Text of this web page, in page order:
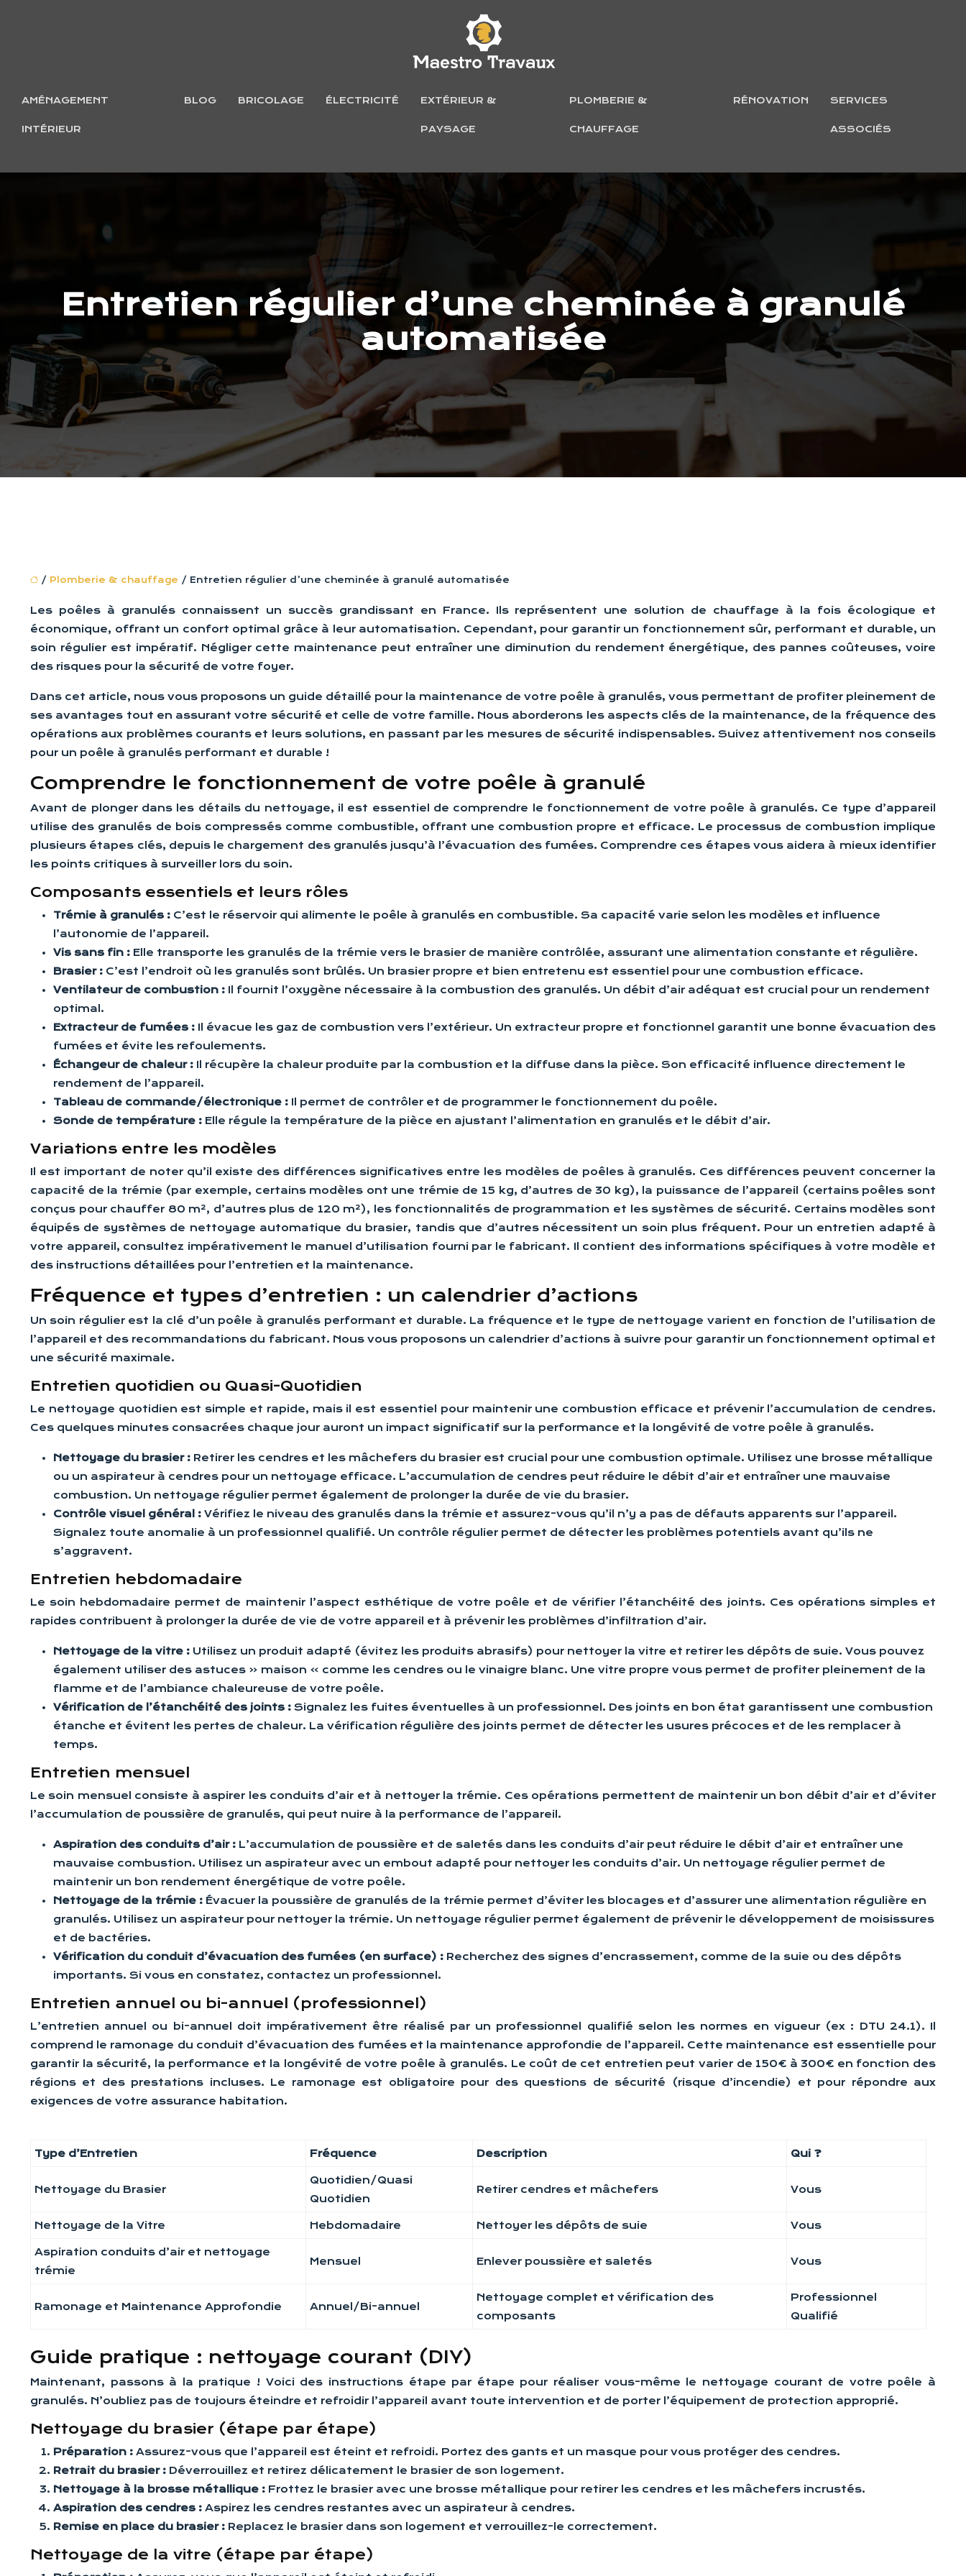
AMÉNAGEMENT
INTÉRIEUR
BLOG BRICOLAGE ÉLECTRICITÉ EXTÉRIEUR &
PAYSAGE
PLOMBERIE &
CHAUFFAGE
RÉNOVATION SERVICES
ASSOCIÉS
Entretien régulier d’une cheminée à granulé
automatisée
/ Plomberie & chauffage / Entretien régulier d’une cheminée à granulé automatisée
Les poêles à granulés connaissent un succès grandissant en France. Ils représentent une solution de chauffage à la fois écologique et
économique, offrant un confort optimal grâce à leur automatisation. Cependant, pour garantir un fonctionnement sûr, performant et durable, un
soin régulier est impératif. Négliger cette maintenance peut entraîner une diminution du rendement énergétique, des pannes coûteuses, voire
des risques pour la sécurité de votre foyer.
Dans cet article, nous vous proposons un guide détaillé pour la maintenance de votre poêle à granulés, vous permettant de profiter pleinement de
ses avantages tout en assurant votre sécurité et celle de votre famille. Nous aborderons les aspects clés de la maintenance, de la fréquence des
opérations aux problèmes courants et leurs solutions, en passant par les mesures de sécurité indispensables. Suivez attentivement nos conseils
pour un poêle à granulés performant et durable !
Comprendre le fonctionnement de votre poêle à granulé
Avant de plonger dans les détails du nettoyage, il est essentiel de comprendre le fonctionnement de votre poêle à granulés. Ce type d’appareil
utilise des granulés de bois compressés comme combustible, offrant une combustion propre et efficace. Le processus de combustion implique
plusieurs étapes clés, depuis le chargement des granulés jusqu’à l’évacuation des fumées. Comprendre ces étapes vous aidera à mieux identifier
les points critiques à surveiller lors du soin.
Composants essentiels et leurs rôles
Trémie à granulés : C’est le réservoir qui alimente le poêle à granulés en combustible. Sa capacité varie selon les modèles et influence
l’autonomie de l’appareil.
Vis sans fin : Elle transporte les granulés de la trémie vers le brasier de manière contrôlée, assurant une alimentation constante et régulière.
Brasier : C’est l’endroit où les granulés sont brûlés. Un brasier propre et bien entretenu est essentiel pour une combustion efficace.
Ventilateur de combustion : Il fournit l’oxygène nécessaire à la combustion des granulés. Un débit d’air adéquat est crucial pour un rendement
optimal.
Extracteur de fumées : Il évacue les gaz de combustion vers l’extérieur. Un extracteur propre et fonctionnel garantit une bonne évacuation des
fumées et évite les refoulements.
Échangeur de chaleur : Il récupère la chaleur produite par la combustion et la diffuse dans la pièce. Son efficacité influence directement le
rendement de l’appareil.
Tableau de commande/électronique : Il permet de contrôler et de programmer le fonctionnement du poêle.
Sonde de température : Elle régule la température de la pièce en ajustant l’alimentation en granulés et le débit d’air.
Variations entre les modèles
Il est important de noter qu’il existe des différences significatives entre les modèles de poêles à granulés. Ces différences peuvent concerner la
capacité de la trémie (par exemple, certains modèles ont une trémie de 15 kg, d’autres de 30 kg), la puissance de l’appareil (certains poêles sont
conçus pour chauffer 80 m², d’autres plus de 120 m²), les fonctionnalités de programmation et les systèmes de sécurité. Certains modèles sont
équipés de systèmes de nettoyage automatique du brasier, tandis que d’autres nécessitent un soin plus fréquent. Pour un entretien adapté à
votre appareil, consultez impérativement le manuel d’utilisation fourni par le fabricant. Il contient des informations spécifiques à votre modèle et
des instructions détaillées pour l’entretien et la maintenance.
Fréquence et types d’entretien : un calendrier d’actions
Un soin régulier est la clé d’un poêle à granulés performant et durable. La fréquence et le type de nettoyage varient en fonction de l’utilisation de
l’appareil et des recommandations du fabricant. Nous vous proposons un calendrier d’actions à suivre pour garantir un fonctionnement optimal et
une sécurité maximale.
Entretien quotidien ou Quasi-Quotidien
Le nettoyage quotidien est simple et rapide, mais il est essentiel pour maintenir une combustion efficace et prévenir l’accumulation de cendres.
Ces quelques minutes consacrées chaque jour auront un impact significatif sur la performance et la longévité de votre poêle à granulés.
Nettoyage du brasier : Retirer les cendres et les mâchefers du brasier est crucial pour une combustion optimale. Utilisez une brosse métallique
ou un aspirateur à cendres pour un nettoyage efficace. L’accumulation de cendres peut réduire le débit d’air et entraîner une mauvaise
combustion. Un nettoyage régulier permet également de prolonger la durée de vie du brasier.
Contrôle visuel général : Vérifiez le niveau des granulés dans la trémie et assurez-vous qu’il n’y a pas de défauts apparents sur l’appareil.
Signalez toute anomalie à un professionnel qualifié. Un contrôle régulier permet de détecter les problèmes potentiels avant qu’ils ne
s’aggravent.
Entretien hebdomadaire
Le soin hebdomadaire permet de maintenir l’aspect esthétique de votre poêle et de vérifier l’étanchéité des joints. Ces opérations simples et
rapides contribuent à prolonger la durée de vie de votre appareil et à prévenir les problèmes d’infiltration d’air.
Nettoyage de la vitre : Utilisez un produit adapté (évitez les produits abrasifs) pour nettoyer la vitre et retirer les dépôts de suie. Vous pouvez
également utiliser des astuces « maison » comme les cendres ou le vinaigre blanc. Une vitre propre vous permet de profiter pleinement de la
flamme et de l’ambiance chaleureuse de votre poêle.
Vérification de l’étanchéité des joints : Signalez les fuites éventuelles à un professionnel. Des joints en bon état garantissent une combustion
étanche et évitent les pertes de chaleur. La vérification régulière des joints permet de détecter les usures précoces et de les remplacer à
temps.
Entretien mensuel
Le soin mensuel consiste à aspirer les conduits d’air et à nettoyer la trémie. Ces opérations permettent de maintenir un bon débit d’air et d’éviter
l’accumulation de poussière de granulés, qui peut nuire à la performance de l’appareil.
Aspiration des conduits d’air : L’accumulation de poussière et de saletés dans les conduits d’air peut réduire le débit d’air et entraîner une
mauvaise combustion. Utilisez un aspirateur avec un embout adapté pour nettoyer les conduits d’air. Un nettoyage régulier permet de
maintenir un bon rendement énergétique de votre poêle.
Nettoyage de la trémie : Évacuer la poussière de granulés de la trémie permet d’éviter les blocages et d’assurer une alimentation régulière en
granulés. Utilisez un aspirateur pour nettoyer la trémie. Un nettoyage régulier permet également de prévenir le développement de moisissures
et de bactéries.
Vérification du conduit d’évacuation des fumées (en surface) : Recherchez des signes d’encrassement, comme de la suie ou des dépôts
importants. Si vous en constatez, contactez un professionnel.
Entretien annuel ou bi-annuel (professionnel)
L’entretien annuel ou bi-annuel doit impérativement être réalisé par un professionnel qualifié selon les normes en vigueur (ex : DTU 24.1). Il
comprend le ramonage du conduit d’évacuation des fumées et la maintenance approfondie de l’appareil. Cette maintenance est essentielle pour
garantir la sécurité, la performance et la longévité de votre poêle à granulés. Le coût de cet entretien peut varier de 150€ à 300€ en fonction des
régions et des prestations incluses. Le ramonage est obligatoire pour des questions de sécurité (risque d’incendie) et pour répondre aux
exigences de votre assurance habitation.
Type d’Entretien Fréquence Description Qui ?
Nettoyage du Brasier
Quotidien/Quasi
Quotidien
Retirer cendres et mâchefers Vous
Nettoyage de la Vitre Hebdomadaire Nettoyer les dépôts de suie Vous
Aspiration conduits d’air et nettoyage
trémie
Mensuel Enlever poussière et saletés Vous
Ramonage et Maintenance Approfondie Annuel/Bi-annuel
Nettoyage complet et vérification des
composants
Professionnel
Qualifié
Guide pratique : nettoyage courant (DIY)
Maintenant, passons à la pratique ! Voici des instructions étape par étape pour réaliser vous-même le nettoyage courant de votre poêle à
granulés. N’oubliez pas de toujours éteindre et refroidir l’appareil avant toute intervention et de porter l’équipement de protection approprié.
Nettoyage du brasier (étape par étape)
Préparation : Assurez-vous que l’appareil est éteint et refroidi. Portez des gants et un masque pour vous protéger des cendres.
Retrait du brasier : Déverrouillez et retirez délicatement le brasier de son logement.
Nettoyage à la brosse métallique : Frottez le brasier avec une brosse métallique pour retirer les cendres et les mâchefers incrustés.
Aspiration des cendres : Aspirez les cendres restantes avec un aspirateur à cendres.
Remise en place du brasier : Replacez le brasier dans son logement et verrouillez-le correctement.
Nettoyage de la vitre (étape par étape)